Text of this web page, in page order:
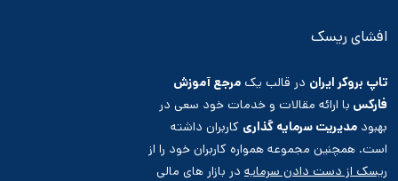
افشای ریسک
تاپ بروکر ایران در قالب یک مرجع آموزش
فارکس با ارائه مقالات و خدمات خود سعی در
بهبود مدیریت سرمایه گذاری کاربران داشته
است. همچنین مجموعه همواره کاربران خود را از
ریسک از دست دادن سرمایه در بازار های مالی